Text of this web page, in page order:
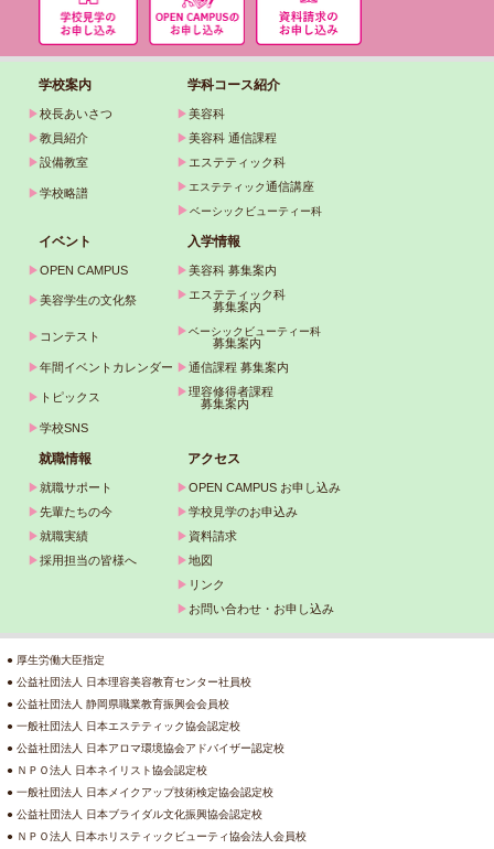
学校案内 学科コース紹介
▶校長あいさつ ▶美容科
▶教員紹介 ▶美容科 通信課程
▶設備教室 ▶ エステティック科
▶学校略譜 ▶ エステティック通信講座
▶ベーシックビューティー科
イベント 入学情報
▶OPEN CAMPUS ▶美容科 募集案内
▶美容学生の文化祭 ▶ エステティック科
募集案内
▶ コンテスト ▶ベーシックビューティー科
募集案内
▶年間イベントカレンダー ▶通信課程 募集案内
▶ トピックス ▶理容修得者課程
募集案内
▶学校SNS
就職情報 アクセス
▶就職サポート ▶OPEN CAMPUS お申し込み
▶先輩たちの今 ▶学校見学のお申込み
▶就職実績 ▶ 資料請求
▶採用担当の皆様へ ▶地図
▶ リンク
▶ お問い合わせ・お申し込み
● 厚生労働大臣指定
● 公益社団法人 日本理容美容教育センター社員校
● 公益社団法人 静岡県職業教育振興会会員校
● 一般社団法人 日本エステティック協会認定校
● 公益社団法人 日本アロマ環境協会アドバイザー認定校
● ＮＰＯ法人 日本ネイリスト協会認定校
● 一般社団法人 日本メイクアップ技術検定協会認定校
● 公益社団法人 日本ブライダル文化振興協会認定校
● ＮＰＯ法人 日本ホリスティックビューティ協会法人会員校